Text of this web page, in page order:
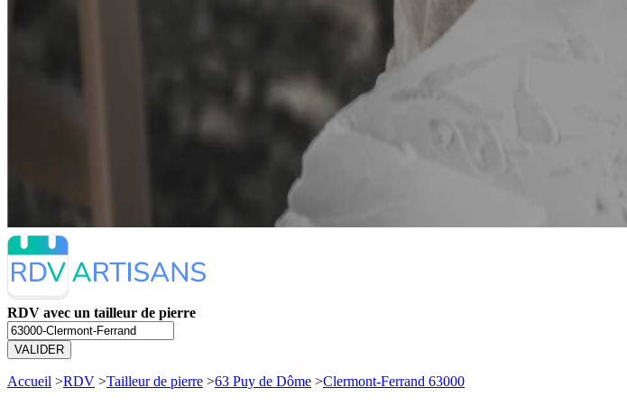
RDV avec un tailleur de pierre
VALIDER
Accueil >RDV >Tailleur de pierre >63 Puy de Dôme >Clermont-Ferrand 63000